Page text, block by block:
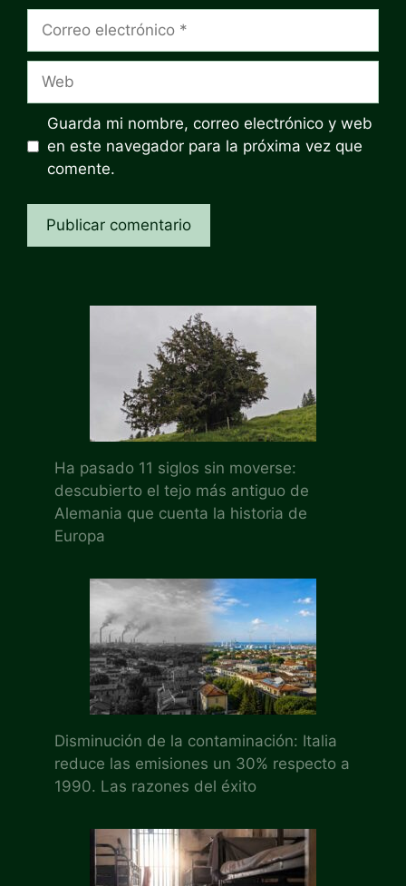
Correo
Web
Guarda mi nombre, correo electrónico y web
en este navegador para la próxima vez que
comente.
Ha pasado 11 siglos sin moverse:
descubierto el tejo más antiguo de
Alemania que cuenta la historia de
Europa
Disminución de la contaminación: Italia
reduce las emisiones un 30% respecto a
1990. Las razones del éxito